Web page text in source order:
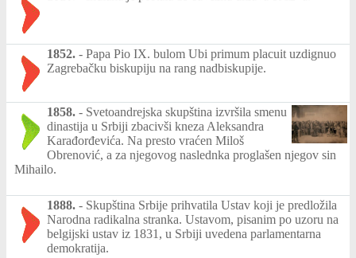
1852. - Papa Pio IX. bulom Ubi primum placuit uzdignuo
Zagrebačku biskupiju na rang nadbiskupije.
1858. - Svetoandrejska skupština izvršila smenu
dinastija u Srbiji zbacivši kneza Aleksandra
Karađorđevića. Na presto vraćen Miloš
Obrenović, a za njegovog naslednka proglašen njegov sin
Mihailo.
1888. - Skupština Srbije prihvatila Ustav koji je predložila
Narodna radikalna stranka. Ustavom, pisanim po uzoru na
belgijski ustav iz 1831, u Srbiji uvedena parlamentarna
demokratija.